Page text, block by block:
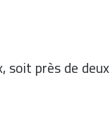
soit près de deux